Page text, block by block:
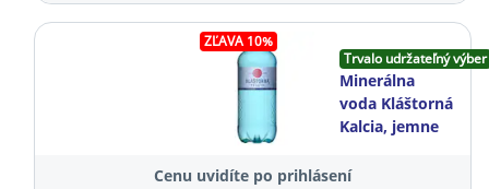
ZĽAVA 10%
Trvalo udržateľný výber
Minerálna
voda Kláštorná
Kalcia, jemne
balenie 6
Cenu uvidíte po prihlásení